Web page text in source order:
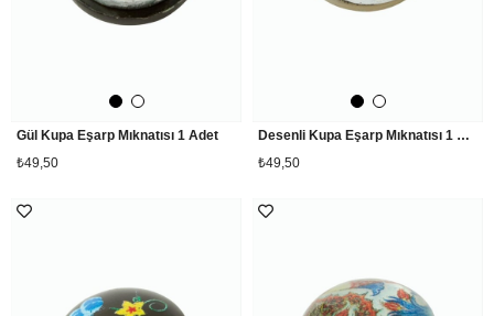
Gül Kupa Eşarp Mıknatısı 1 Adet
₺49,50
Desenli Kupa Eşarp Mıknatısı 1 Adet
₺49,50